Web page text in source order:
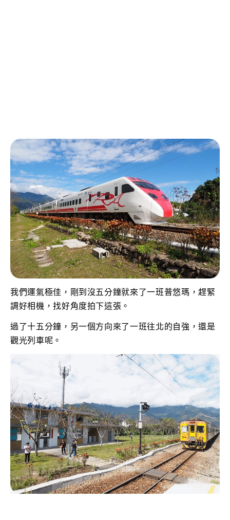
我們運氣極佳，剛到沒五分鐘就來了一班普悠瑪，趕緊
調好相機，找好角度拍下這張。
過了十五分鐘，另一個方向來了一班往北的自強，還是
觀光列車呢。